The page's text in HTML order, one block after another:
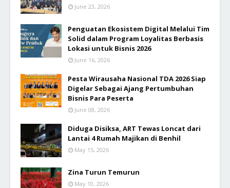
June 23, 2026
Penguatan Ekosistem Digital Melalui Tim
Solid dalam Program Loyalitas Berbasis
Lokasi untuk Bisnis 2026
June 16, 2026
Pesta Wirausaha Nasional TDA 2026 Siap
Digelar Sebagai Ajang Pertumbuhan
Bisnis Para Peserta
June 08, 2026
Diduga Disiksa, ART Tewas Loncat dari
Lantai 4 Rumah Majikan di Benhil
May 15, 2026
Zina Turun Temurun
May 10, 2026